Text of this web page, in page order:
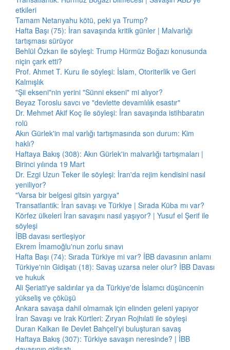
etkileri
Tamam Netanyahu kötü, peki ya Trump?
Hafta Başı (75): İran savaşında kritik günler | Malvarlığı
tartışması sürüyor
Behlül Özkan ile söyleşi: Trump Hürmüz Boğazı konusunda
niçin çark etti?
Prof. Ahmet T. Kuru ile söyleşi: İslam, Otoriterlik ve Geri
Kalmışlık
"Şii ekseni"nin yerini "Sünni ekseni" mi alıyor?
Beyaz Toroslu savcı ve "devlette devamlılık esastır"
Dr. Mehmet Akif Koç ile söyleşi: İran savaşında istihbaratın
rolü
Akın Gürlek'in mal varlığı tartışmasında son durum: Kim
haklı?
Haftaya Bakış (308): Akın Gürlek'in malvarlığı tartışmaları |
Birinci yılında 19 Mart
Dr. Ezgi Uzun Teker ile söyleşi: İran'da rejim kendisini nasıl
yeniliyor?
"Varsa bir belgesi gitsin yargıya"
Transatlantik: İran savaşı ve Türkiye | Sırada Küba mı var?
Körfez ülkeleri İran savaşını nasıl yaşıyor? | Yusuf el Şerif ile
söyleşi
İBB davası sertleşiyor
Ekrem İmamoğlu'nun zorlu sınavı
Hafta Başı (74): Sırada Türkiye mi var? İBB davasının anlamı
Türkiye'nin Gidişatı (18): Savaş uzarsa neler olur? İBB Davası
ve hukuk
Ali Şeriati'ye saldırılar ya da Türkiye'de İslamcı düşüncenin
yükseliş ve çöküşü
Ankara savaşa dahil olmamak için elinden geleni yapıyor
İran Savaşı ve Irak Kürtleri: Zıryan Rojhılati ile söyleşi
Duran Kalkan ile Devlet Bahçeli'yi buluşturan savaş
Haftaya Bakış (307): Türkiye savaşın neresinde? | İBB